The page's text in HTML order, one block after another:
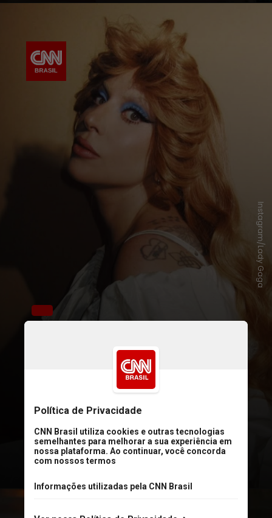
Lady Gaga, ele citou o
interesse do público pela artista
Instagram/Lady Gaga